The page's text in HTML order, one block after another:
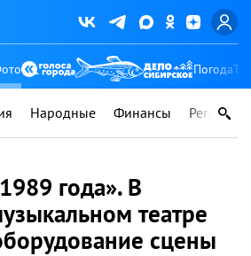
Погода
Народные Финансы Регионы
года». В
театре
сцены